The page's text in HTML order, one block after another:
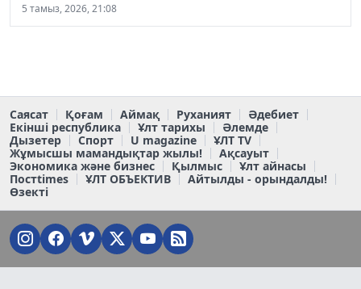
5 тамыз, 2026, 21:08
Саясат Қоғам Аймақ Руханият
Әдебиет
Екінші республика
Ұлт тарихы
Әлемде
Дызетер
Спорт U magazine
ҰЛТ TV
Жұмысшы мамандықтар жылы!
Ақсауыт
Экономика және бизнес
Қылмыс
Ұлт айнасы
Постtimes
ҰЛТ ОБЪЕКТИВ
Айтылды - орындалды!
Өзекті